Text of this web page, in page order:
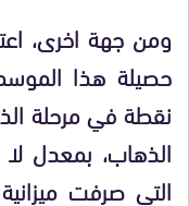
ومن جهة اخرى،
الذهاب، بمعدل
التي صرفت